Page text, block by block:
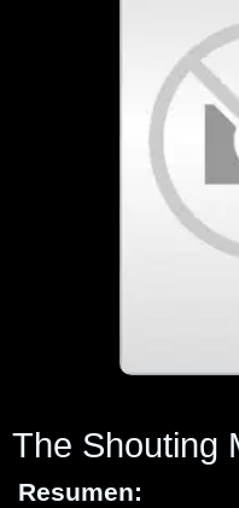
The Shouting
Resumen: